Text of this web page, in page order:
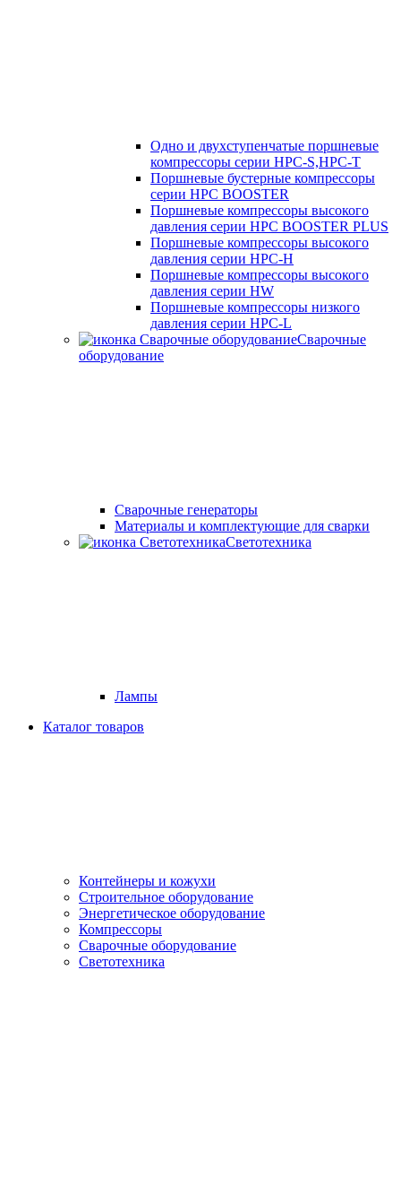
Одно и двухступенчатые поршневые
компрессоры серии HPC-S,HPC-T
Поршневые бустерные компрессоры
серии HPC BOOSTER
Поршневые компрессоры высокого
давления серии HPC BOOSTER PLUS
Поршневые компрессоры высокого
давления серии HPC-H
Поршневые компрессоры высокого
давления серии HW
Поршневые компрессоры низкого
давления серии HPC-L
Сварочные
оборудование
Cварочные генераторы
Материалы и комплектующие для сварки
Светотехника
Лампы
Каталог товаров
Контейнеры и кожухи
Строительное оборудование
Энергетическое оборудование
Компрессоры
Сварочные оборудование
Светотехника